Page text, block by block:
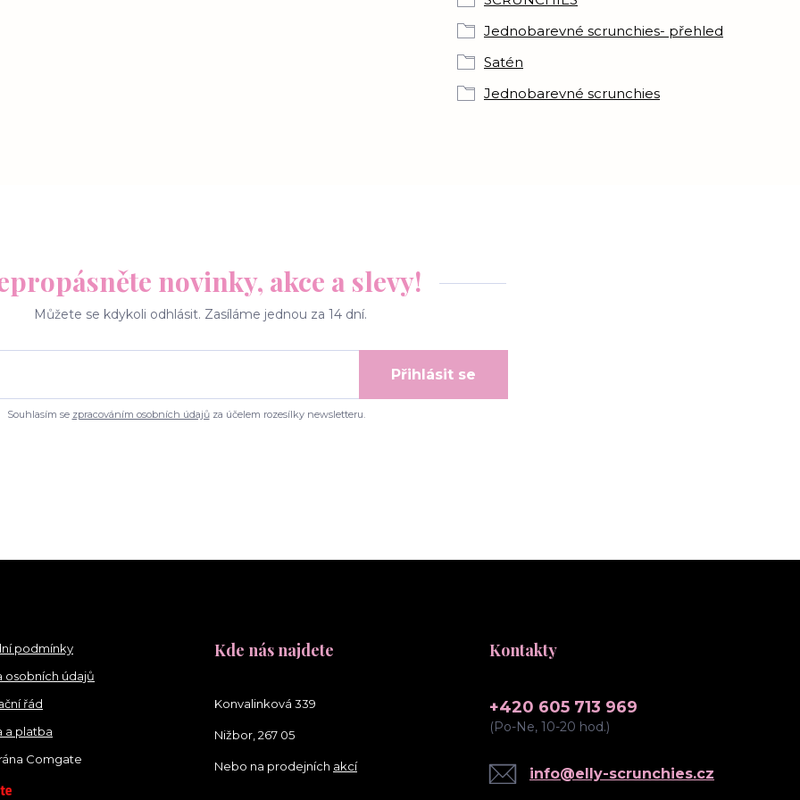
Jednobarevné scrunchies- přehled
Satén
Jednobarevné scrunchies
novinky, akce a slevy!
Můžete se kdykoli odhlásit. Zasíláme jednou za 14 dní.
Přihlásit se
Souhlasím se zpracováním osobních údajůza účelem rozesílky newsletteru.
podmínky
osobních údajů
řád
a platba
Comgate
Kde nás najdete
Konvalinková 339
Nižbor, 267 05
Nebo na prodejních akcí
Kontakty
+420 605 713 969
(Po-Ne, 10-20 hod.)
info@elly-scrunchies.cz